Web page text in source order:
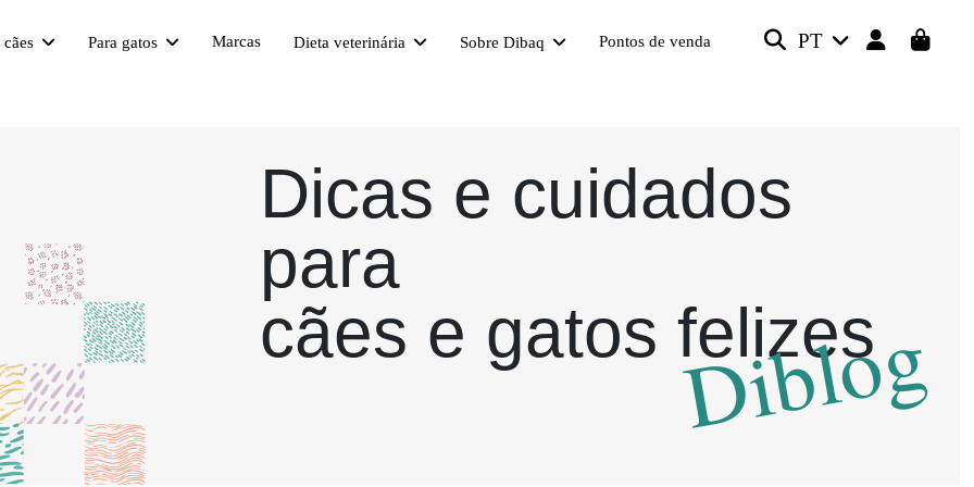
cães Para gatos Marcas Dieta veterinária Sobre Dibaq Pontos de venda PT
Dicas e cuidados
para
cães e gatos felizes
Diblog